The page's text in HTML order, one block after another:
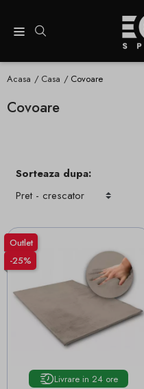
Acasa Casa Covoare
Covoare
Sorteaza dupa:
Outlet
-25%
Livrare in 24 ore